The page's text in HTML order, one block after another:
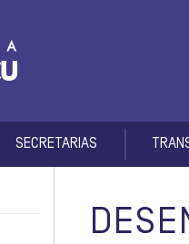
SECRETARIAS